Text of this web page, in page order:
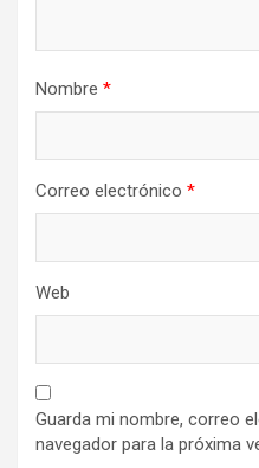
Nombre *
Correo electrónico *
Web
Guarda mi nombre, correo
navegador para la próxima